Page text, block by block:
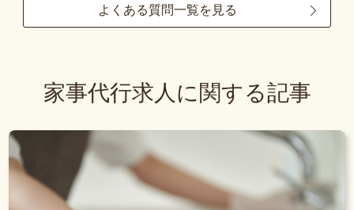
よくある質問一覧を見る
家事代行求人に関する記事